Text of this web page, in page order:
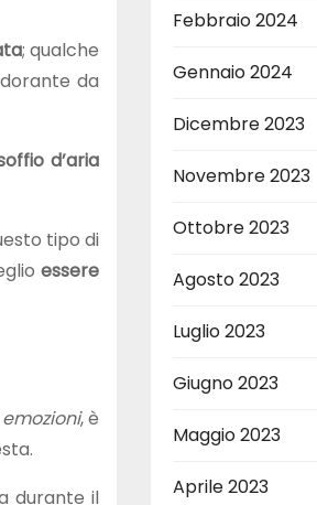
; qualche
da
d’aria
tipo di
essere
, è
durante il
Febbraio 2024
Gennaio 2024
Dicembre 2023
Novembre 2023
Ottobre 2023
Agosto 2023
Luglio 2023
Giugno 2023
Maggio 2023
Aprile 2023